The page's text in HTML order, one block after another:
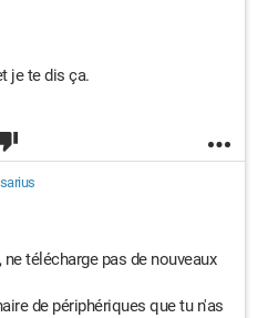
je te dis ça.
télécharge pas de nouveaux
de périphériques que tu n'as